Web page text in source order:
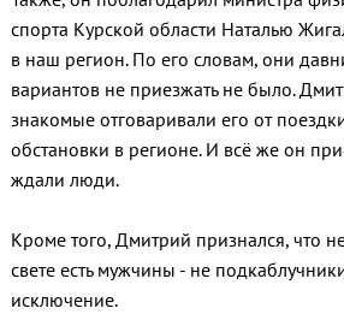
спорта Курской области Наталью
в наш регион. По его словам, они
вариантов не приезжать не было.
знакомые отговаривали его от
обстановки в регионе. И всё же он
ждали люди.
Кроме того, Дмитрий признался, что
свете есть мужчины - не
исключение.